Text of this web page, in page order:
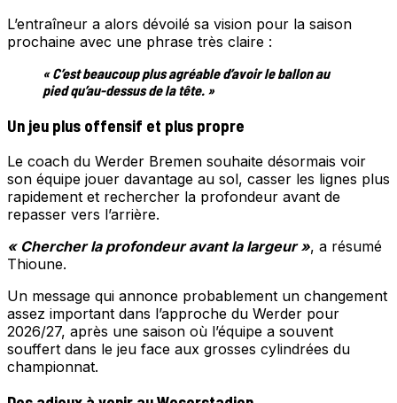
L’entraîneur a alors dévoilé sa vision pour la saison
prochaine avec une phrase très claire :
« C’est beaucoup plus agréable d’avoir le ballon au
pied qu’au-dessus de la tête. »
Un jeu plus offensif et plus propre
Le coach du Werder Bremen souhaite désormais voir
son équipe jouer davantage au sol, casser les lignes plus
rapidement et rechercher la profondeur avant de
repasser vers l’arrière.
« Chercher la profondeur avant la largeur », a résumé
Thioune.
Un message qui annonce probablement un changement
assez important dans l’approche du Werder pour
2026/27, après une saison où l’équipe a souvent
souffert dans le jeu face aux grosses cylindrées du
championnat.